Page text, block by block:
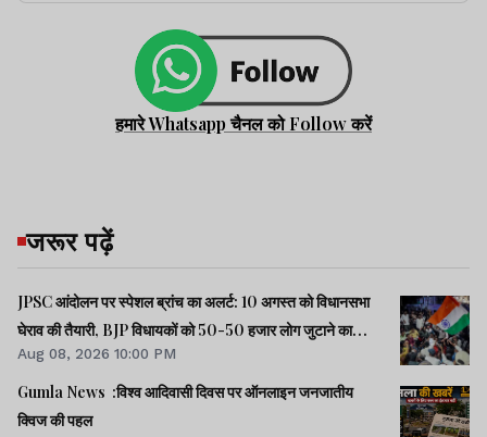
हमारे Whatsapp चैनल को Follow करें
जरूर पढ़ें
JPSC आंदोलन पर स्पेशल ब्रांच का अलर्ट: 10 अगस्त को विधानसभा
घेराव की तैयारी, BJP विधायकों को 50-50 हजार लोग जुटाने का
टास्क
Aug 08, 2026 10:00 PM
Gumla News :विश्व आदिवासी दिवस पर ऑनलाइन जनजातीय
क्विज की पहल